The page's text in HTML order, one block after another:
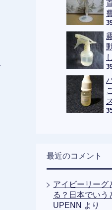
最近のコメント
アイビーリーグ
る？日本でいう
UPENN より